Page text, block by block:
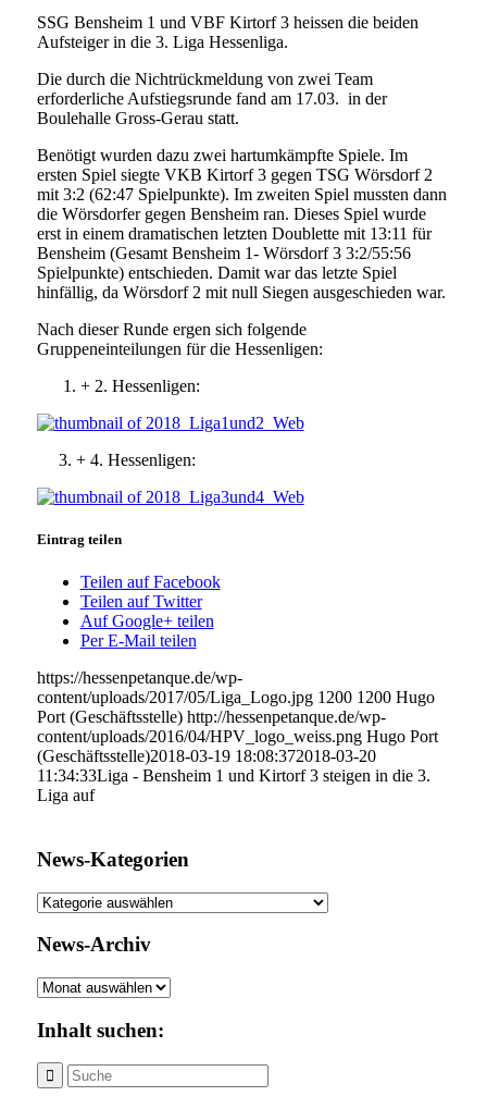
SSG Bensheim 1 und VBF Kirtorf 3 heissen die beiden
Aufsteiger in die 3. Liga Hessenliga.
Die durch die Nichtrückmeldung von zwei Team
erforderliche Aufstiegsrunde fand am 17.03. in der
Boulehalle Gross-Gerau statt.
Benötigt wurden dazu zwei hartumkämpfte Spiele. Im
ersten Spiel siegte VKB Kirtorf 3 gegen TSG Wörsdorf 2
mit 3:2 (62:47 Spielpunkte). Im zweiten Spiel mussten dann
die Wörsdorfer gegen Bensheim ran. Dieses Spiel wurde
erst in einem dramatischen letzten Doublette mit 13:11 für
Bensheim (Gesamt Bensheim 1- Wörsdorf 3 3:2/55:56
Spielpunkte) entschieden. Damit war das letzte Spiel
hinfällig, da Wörsdorf 2 mit null Siegen ausgeschieden war.
Nach dieser Runde ergen sich folgende
Gruppeneinteilungen für die Hessenligen:
+ 2. Hessenligen:
3. + 4. Hessenligen:
Eintrag teilen
Teilen auf Facebook
Teilen auf Twitter
Auf Google+ teilen
Per E-Mail teilen
https://hessenpetanque.de/wp-
content/uploads/2017/05/Liga_Logo.jpg 1200 1200 Hugo
Port (Geschäftsstelle) http://hessenpetanque.de/wp-
content/uploads/2016/04/HPV_logo_weiss.png Hugo Port
(Geschäftsstelle)2018-03-19 18:08:372018-03-20
11:34:33Liga - Bensheim 1 und Kirtorf 3 steigen in die 3.
Liga auf
News-Kategorien
News-
News-Archiv
News-
Inhalt suchen: